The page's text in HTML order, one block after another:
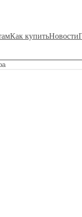
Как купитьНовости